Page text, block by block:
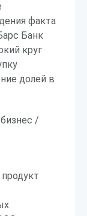
факта
Банк
круг
долей в
/
продукт